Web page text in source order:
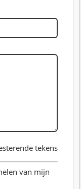
tekens
van mijn